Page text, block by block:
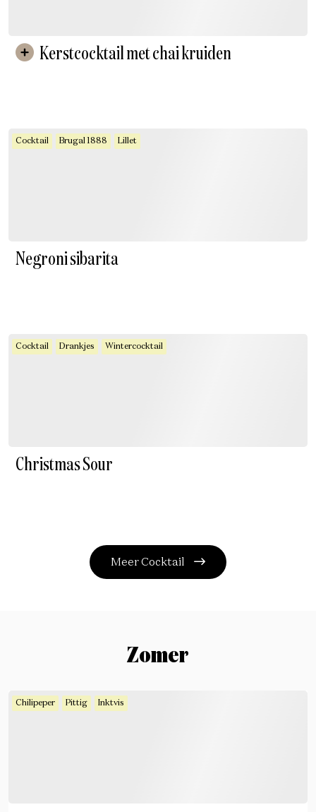
Kerstcocktail met chai kruiden
Cocktail Brugal 1888 Lillet
Negroni sibarita
Cocktail Drankjes Wintercocktail
Christmas Sour
Meer Cocktail
Zomer
Chilipeper Pittig Inktvis